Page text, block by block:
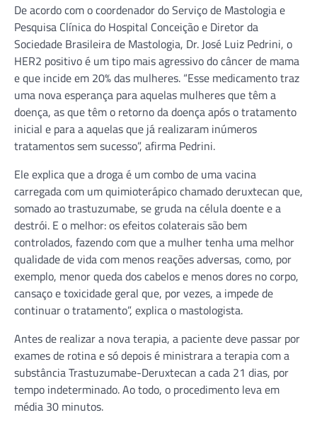
De acordo com o coordenador do Serviço de Mastologia e
Pesquisa Clínica do Hospital Conceição e Diretor da
Sociedade Brasileira de Mastologia, Dr. José Luiz Pedrini, o
HER2 positivo é um tipo mais agressivo do câncer de mama
e que incide em 20% das mulheres. “Esse medicamento traz
uma nova esperança para aquelas mulheres que têm a
doença, as que têm o retorno da doença após o tratamento
inicial e para a aquelas que já realizaram inúmeros
tratamentos sem sucesso”, afirma Pedrini.
Ele explica que a droga é um combo de uma vacina
carregada com um quimioterápico chamado deruxtecan que,
somado ao trastuzumabe, se gruda na célula doente e a
destrói. E o melhor: os efeitos colaterais são bem
controlados, fazendo com que a mulher tenha uma melhor
qualidade de vida com menos reações adversas, como, por
exemplo, menor queda dos cabelos e menos dores no corpo,
cansaço e toxicidade geral que, por vezes, a impede de
continuar o tratamento”, explica o mastologista.
Antes de realizar a nova terapia, a paciente deve passar por
exames de rotina e só depois é ministrara a terapia com a
substância Trastuzumabe-Deruxtecan a cada 21 dias, por
tempo indeterminado. Ao todo, o procedimento leva em
média 30 minutos.